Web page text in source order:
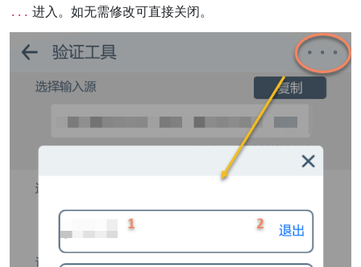
... 进入。如无需修改可直接关闭。